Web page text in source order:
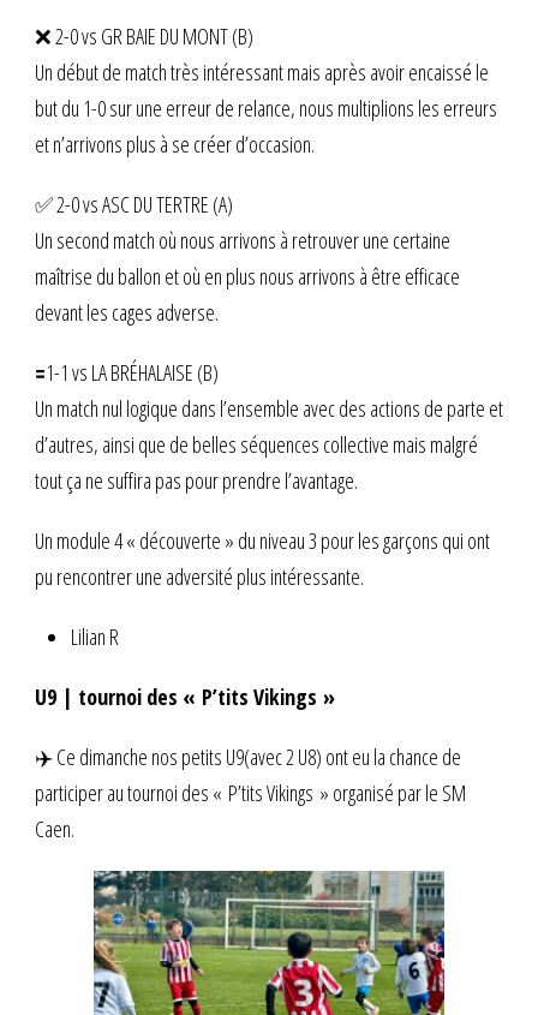
❌ 2-0 vs GR BAIE DU MONT (B)
Un début de match très intéressant mais après avoir encaissé le
but du 1-0 sur une erreur de relance, nous multiplions les erreurs
et n’arrivons plus à se créer d’occasion.
✅ 2-0 vs ASC DU TERTRE (A)
Un second match où nous arrivons à retrouver une certaine
maîtrise du ballon et où en plus nous arrivons à être efficace
devant les cages adverse.
🟰1-1 vs LA BRÉHALAISE (B)
Un match nul logique dans l’ensemble avec des actions de parte et
d’autres, ainsi que de belles séquences collective mais malgré
tout ça ne suffira pas pour prendre l’avantage.
Un module 4 « découverte » du niveau 3 pour les garçons qui ont
pu rencontrer une adversité plus intéressante.
Lilian R
U9 | tournoi des « P’tits Vikings »
✈️ Ce dimanche nos petits U9(avec 2 U8) ont eu la chance de
participer au tournoi des « P’tits Vikings » organisé par le SM
Caen.